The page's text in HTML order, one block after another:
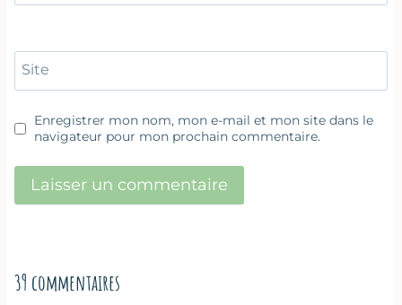
Site
Enregistrer mon nom, mon e-mail et mon site dans le
navigateur pour mon prochain commentaire.
39 commentaires